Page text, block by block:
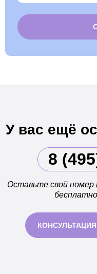
У вас ещё
8
Оставьте свой номер
КОНСУЛЬТАЦИЯ